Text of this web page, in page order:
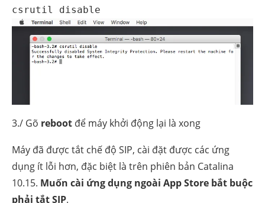
csrutil disable
3./ Gõ reboot để máy khởi động lại là xong
Máy đã được tắt chế độ SIP, cài đặt được các ứng
dụng ít lỗi hơn, đặc biệt là trên phiên bản Catalina
10.15. Muốn cài ứng dụng ngoài App Store bắt buộc
phải tắt SIP.